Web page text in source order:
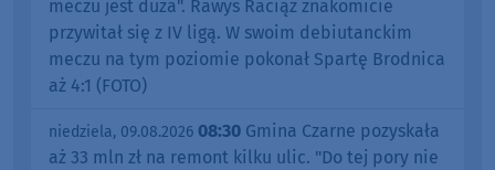
meczu jest duża". Rawys Raciąż znakomicie
przywitał się z IV ligą. W swoim debiutanckim
meczu na tym poziomie pokonał Spartę Brodnica
aż 4:1 (FOTO)
niedziela, 09.08.2026 08:30 Gmina Czarne pozyskała
aż 33 mln zł na remont kilku ulic. "Do tej pory nie